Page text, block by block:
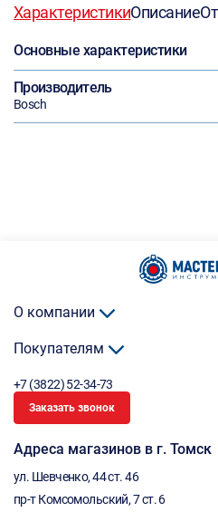
ХарактеристикиОписание
Основные характеристики
Производитель
Bosch
О компании
Покупателям
+7 (3822) 52-34-73
Заказать звонок
Адреса магазинов в г. Томск
ул. Шевченко, 44 ст. 46
пр-т Комсомольский, 7 ст. 6